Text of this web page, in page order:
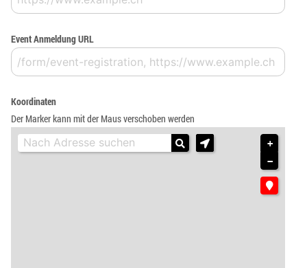
Event Anmeldung URL
Koordinaten
Der Marker kann mit der Maus verschoben werden
+
−